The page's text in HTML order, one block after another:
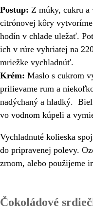
Postup: Z múky, cukru a
citrónovej kôry
hodín v chlade uležať.
ich v rúre vyhriatej na
mriežke vychladnúť.
Krém: Maslo s cukrom
prilievame rum a
nadýchaný a hladký.
vo vodnom kúpeli a
Vychladnuté kolieska
do pripravenej polevy.
zrnom, alebo použijeme
Čokoládové